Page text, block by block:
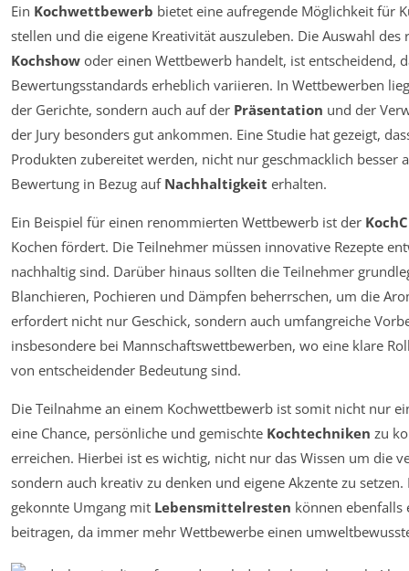
Ein Kochwettbewerb bietet eine aufregende Möglichkeit für
stellen und die eigene Kreativität auszuleben. Die Auswahl
Kochshow oder einen Wettbewerb handelt, ist entscheidend,
Bewertungsstandards erheblich variieren. In Wettbewerben
der Gerichte, sondern auch auf der Präsentation und der
der Jury besonders gut ankommen. Eine Studie hat gezeigt,
Produkten zubereitet werden, nicht nur geschmacklich besser
Bewertung in Bezug auf Nachhaltigkeit erhalten.
Ein Beispiel für einen renommierten Wettbewerb ist der
Kochen fördert. Die Teilnehmer müssen innovative Rezepte
nachhaltig sind. Darüber hinaus sollten die Teilnehmer
Blanchieren, Pochieren und Dämpfen beherrschen, um die
erfordert nicht nur Geschick, sondern auch umfangreiche
insbesondere bei Mannschaftswettbewerben, wo eine klare
von entscheidender Bedeutung sind.
Die Teilnahme an einem Kochwettbewerb ist somit nicht nur
eine Chance, persönliche und gemischte Kochtechniken zu
erreichen. Hierbei ist es wichtig, nicht nur das Wissen um die
sondern auch kreativ zu denken und eigene Akzente zu
gekonnte Umgang mit Lebensmittelresten können ebenfalls
beitragen, da immer mehr Wettbewerbe einen